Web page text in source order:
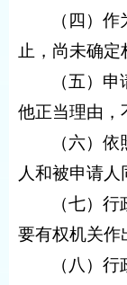
（四）
止，尚未确定
（五）
他正当理由，
（六）
人和被申请人
（七）
要有权机关作
（八）